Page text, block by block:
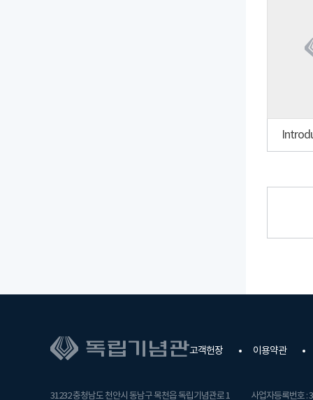
고객헌장 이용약관
31232 충청남도 천안시 동남구 목천읍 독립기념관로 1 사업자등록번호 :